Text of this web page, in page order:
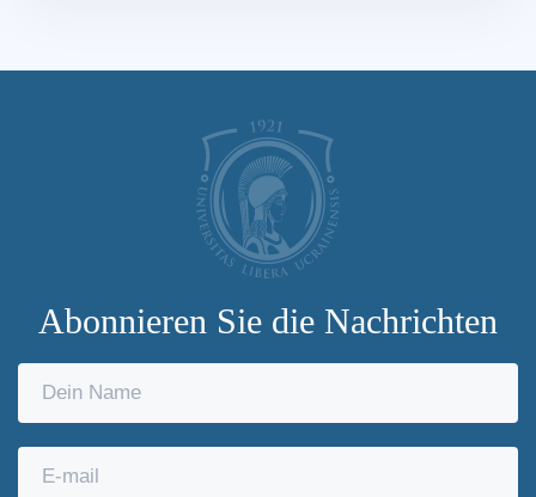
Abonnieren Sie die Nachrichten